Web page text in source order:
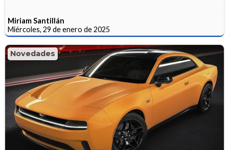
Miriam Santillán
Miércoles, 29 de enero de 2025
Novedades